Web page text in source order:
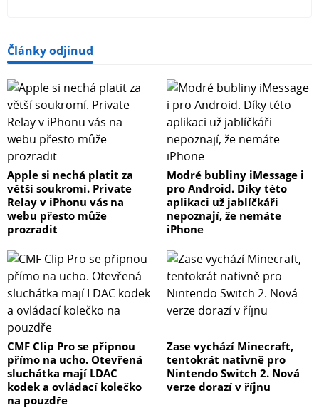
Bluetooth
Nabíjecí kabel
Voděodolný IP 67
Bezdrátový
JBL PartyBoost
Co je v krabici?
1 x JBL Charge 5
1 x USB kabel typu C
1 x Rychlý průvodce
1 x Záruční list/Bezpečnostní list
Články odjinud
Apple si nechá platit za
větší soukromí. Private
Relay v iPhonu vás na
webu přesto může
prozradit
Modré bubliny iMessage i
pro Android. Díky této
aplikaci už jablíčkáři
nepoznají, že nemáte
iPhone
CMF Clip Pro se připnou
přímo na ucho. Otevřená
sluchátka mají LDAC
kodek a ovládací kolečko
na pouzdře
Zase vychází Minecraft,
tentokrát nativně pro
Nintendo Switch 2. Nová
verze dorazí v říjnu